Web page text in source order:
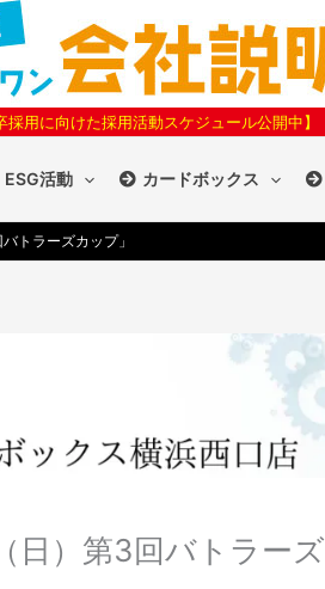
採用に向けた採用活動スケジュール公開中】
ESG活動 カードボックス
トラーズカップ」
日）第3回バトラーズ